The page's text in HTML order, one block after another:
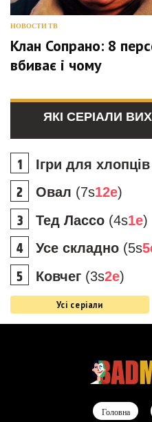
НОВОСТИ ТВ
Клан Сопрано: 8
вбиває і чому
ЯКІ СЕРІАЛИ
Ігри для хлопців
Овал (7s12e)
Тед Лассо (4s1e)
Усе складно (5s
Ковчег (3s2e)
Усі серіали
Головна